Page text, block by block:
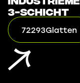
3-Schicht
72293Glatten